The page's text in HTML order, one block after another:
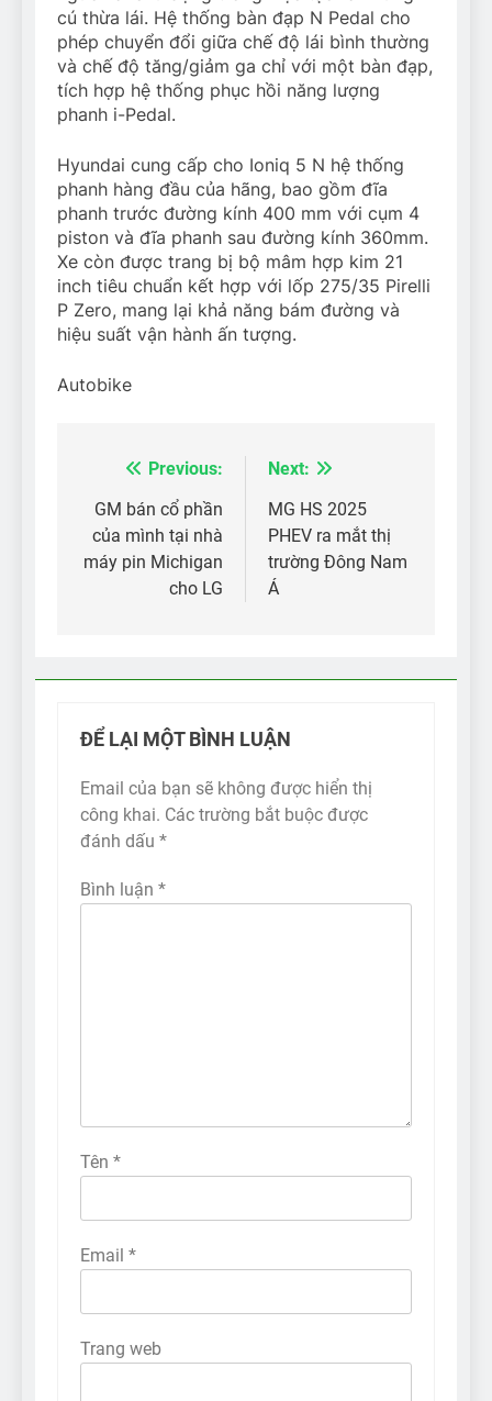
cú thừa lái. Hệ thống bàn đạp N Pedal cho
phép chuyển đổi giữa chế độ lái bình thường
và chế độ tăng/giảm ga chỉ với một bàn đạp,
tích hợp hệ thống phục hồi năng lượng
phanh i-Pedal.
Hyundai cung cấp cho Ioniq 5 N hệ thống
phanh hàng đầu của hãng, bao gồm đĩa
phanh trước đường kính 400 mm với cụm 4
piston và đĩa phanh sau đường kính 360mm.
Xe còn được trang bị bộ mâm hợp kim 21
inch tiêu chuẩn kết hợp với lốp 275/35 Pirelli
P Zero, mang lại khả năng bám đường và
hiệu suất vận hành ấn tượng.
Autobike
Điều
hướng
bài
Previous:
GM bán cổ phần
của mình tại nhà
máy pin Michigan
cho LG
Next:
MG HS 2025
PHEV ra mắt thị
trường Đông Nam
Á
ĐỂ LẠI MỘT BÌNH LUẬN
Email của bạn sẽ không được hiển thị
công khai. Các trường bắt buộc được
đánh dấu *
Bình luận *
Tên *
Email *
Trang web